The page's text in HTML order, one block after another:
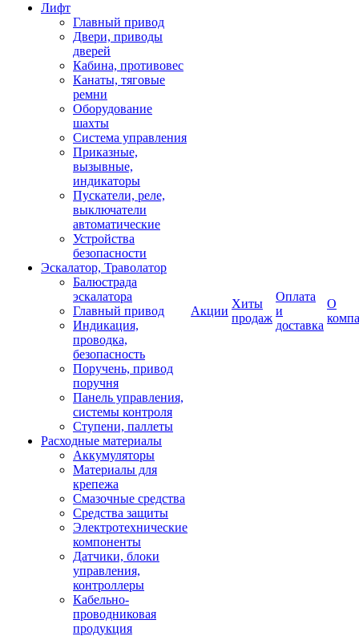
Лифт
Главный привод
Двери, приводы
дверей
Кабина, противовес
Канаты, тяговые
ремни
Оборудование
шахты
Система управления
Приказные,
вызывные,
индикаторы
Пускатели, реле,
выключатели
автоматические
Устройства
безопасности
Эскалатор, Траволатор
Балюстрада
эскалатора
Главный привод
Индикация,
проводка,
безопасность
Поручень, привод
поручня
Панель управления,
системы контроля
Ступени, паллеты
Расходные материалы
Аккумуляторы
Материалы для
крепежа
Смазочные средства
Средства защиты
Электротехнические
компоненты
Датчики, блоки
управления,
контроллеры
Кабельно-
проводниковая
продукция
Акции
Хиты
продаж
Оплата
и
доставка
О